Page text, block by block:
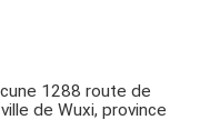
1288 route de
de Wuxi, province